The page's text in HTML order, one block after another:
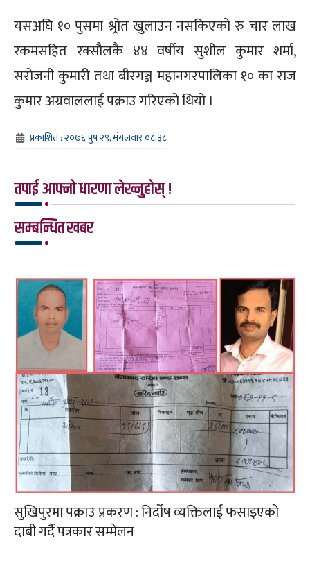
यसअघि १० पुसमा श्र्रोत खुलाउन नसकिएको रु चार लाख
रकमसहित रक्सौलकै ४४ वर्षीय सुशील कुमार शर्मा,
सरोजनी कुमारी तथा बीरगञ्ज महानगरपालिका १० का राज
कुमार अग्रवाललाई पक्राउ गरिएको थियो ।
प्रकाशित : २०७६ पुष २९, मंगलवार ०८:३८
तपाई आफ्नो धारणा लेख्नुहोस् !
सम्बन्धित खबर
सुखिपुरमा पक्राउ प्रकरण : निर्दोष व्यक्तिलाई फसाइएको
दाबी गर्दै पत्रकार सम्मेलन